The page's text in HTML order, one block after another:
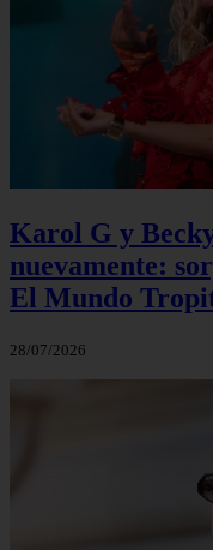
Karol G y
nuevamente:
El Mundo
28/07/2026